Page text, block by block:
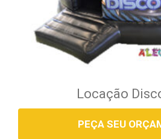
Locação
PEÇA SEU